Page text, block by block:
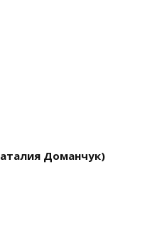
Доманчук)